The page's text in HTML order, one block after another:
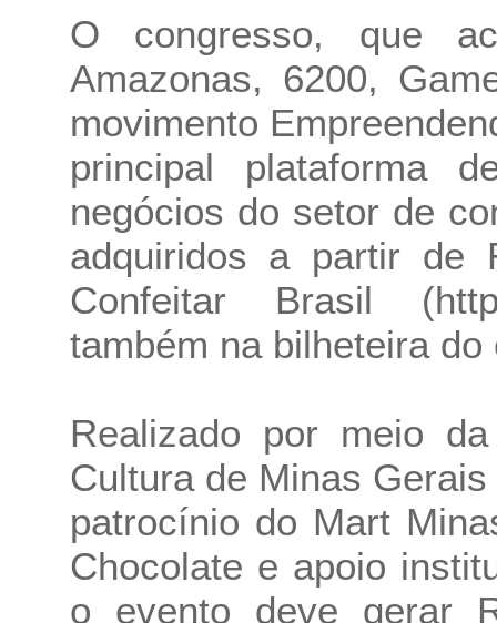
O congresso, que
Amazonas, 6200,
movimento
principal plataforma
negócios do setor de
adquiridos a partir de
Confeitar Brasil
também na bilheteira do
Realizado por meio
Cultura de Minas
patrocínio do Mart
Chocolate e apoio
o evento deve gerar